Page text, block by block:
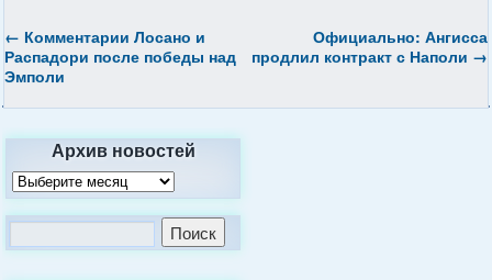
← Комментарии Лосано и
Распадори после победы над
Эмполи
Официально: Ангисса
продлил контракт с Наполи →
Архив новостей